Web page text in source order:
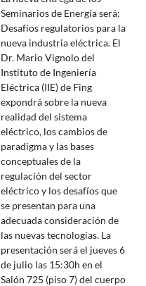
Seminarios de Energía será:
Desafíos regulatorios para la
nueva industria eléctrica. El
Dr. Mario Vignolo del
Instituto de Ingeniería
Eléctrica (IIE) de Fing
expondrá sobre la nueva
realidad del sistema
eléctrico, los cambios de
paradigma y las bases
conceptuales de la
regulación del sector
eléctrico y los desafíos que
se presentan para una
adecuada consideración de
las nuevas tecnologías. La
presentación será el jueves 6
de julio las 15:30h en el
Salón 725 (piso 7) del cuerpo